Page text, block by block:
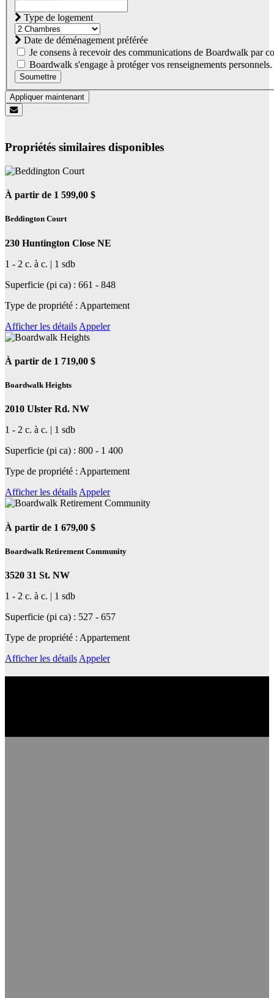
Type de logement
Date de déménagement préférée
Je consens à recevoir des communications de Boardwalk par
Boardwalk s'engage à protéger vos renseignements
Soumettre
Appliquer maintenant
Propriétés similaires disponibles
À partir de 1 599,00 $
Beddington Court
230 Huntington Close NE
1 - 2 c. à c. | 1 sdb
Superficie (pi ca) : 661 - 848
Type de propriété : Appartement
Afficher les détails Appeler
À partir de 1 719,00 $
Boardwalk Heights
2010 Ulster Rd. NW
1 - 2 c. à c. | 1 sdb
Superficie (pi ca) : 800 - 1 400
Type de propriété : Appartement
Afficher les détails Appeler
À partir de 1 679,00 $
Boardwalk Retirement Community
3520 31 St. NW
1 - 2 c. à c. | 1 sdb
Superficie (pi ca) : 527 - 657
Type de propriété : Appartement
Afficher les détails Appeler